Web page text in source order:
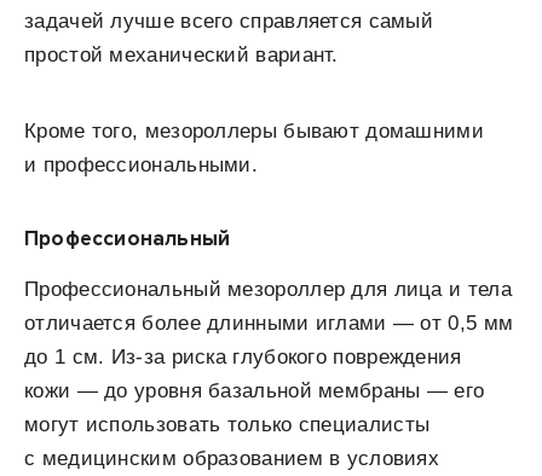
задачей лучше всего справляется самый
простой механический вариант.
Кроме того, мезороллеры бывают домашними
и профессиональными.
Профессиональный
Профессиональный мезороллер для лица и тела
отличается более длинными иглами — от 0,5 мм
до 1 см. Из-за риска глубокого повреждения
кожи — до уровня базальной мембраны — его
могут использовать только специалисты
с медицинским образованием в условиях